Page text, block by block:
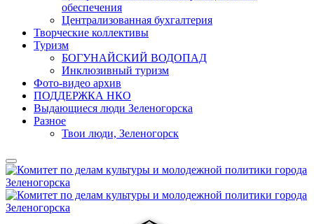
обеспечения
Централизованная бухгалтерия
Творческие коллективы
Туризм
БОГУНАЙСКИЙ ВОДОПАД
Инклюзивный туризм
Фото-видео архив
ПОДДЕРЖКА НКО
Выдающиеся люди Зеленогорска
Разное
Твои люди, Зеленогорск